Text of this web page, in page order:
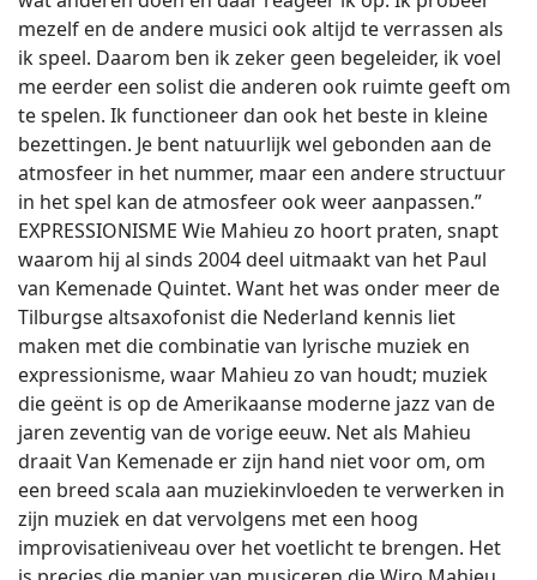
mezelf en de andere musici ook altijd te verrassen als
ik speel. Daarom ben ik zeker geen begeleider, ik voel
me eerder een solist die anderen ook ruimte geeft om
te spelen. Ik functioneer dan ook het beste in kleine
bezettingen. Je bent natuurlijk wel gebonden aan de
atmosfeer in het nummer, maar een andere structuur
in het spel kan de atmosfeer ook weer aanpassen.”
EXPRESSIONISME Wie Mahieu zo hoort praten, snapt
waarom hij al sinds 2004 deel uitmaakt van het Paul
van Kemenade Quintet. Want het was onder meer de
Tilburgse altsaxofonist die Nederland kennis liet
maken met die combinatie van lyrische muziek en
expressionisme, waar Mahieu zo van houdt; muziek
die geënt is op de Amerikaanse moderne jazz van de
jaren zeventig van de vorige eeuw. Net als Mahieu
draait Van Kemenade er zijn hand niet voor om, om
een breed scala aan muziekinvloeden te verwerken in
zijn muziek en dat vervolgens met een hoog
improvisatieniveau over het voetlicht te brengen. Het